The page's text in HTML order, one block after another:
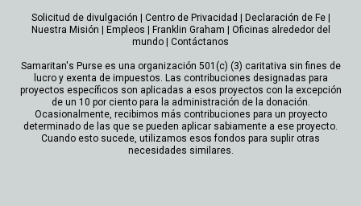
Solicitud de divulgación Centro de Privacidad Declaración de Fe|
Nuestra Misión
Empleos Franklin Graham
Oficinas alrededor del
mundo
Contáctanos
Samaritan's Purse es una organización 501(c) (3) caritativa sin fines de
lucro y exenta de impuestos. Las contribuciones designadas para
proyectos específicos son aplicadas a esos proyectos con la excepción
de un 10 por ciento para la administración de la donación.
Ocasionalmente, recibimos más contribuciones para un proyecto
determinado de las que se pueden aplicar sabiamente a ese proyecto.
Cuando esto sucede, utilizamos esos fondos para suplir otras
necesidades similares.